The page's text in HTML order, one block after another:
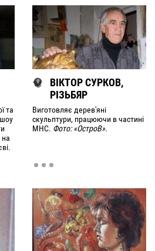
та
на
ВІКТОР СУРКОВ,
РІЗЬБЯР
Виготовляє дерев'яні
скульптури, працюючи в частині
МНС. Фото: «ОстроВ».